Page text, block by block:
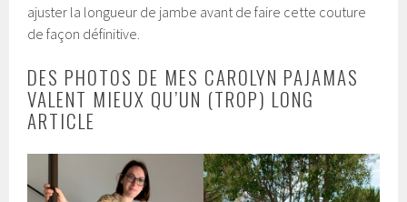
ajuster la longueur de jambe avant de faire cette couture
de façon définitive.
DES PHOTOS DE MES CAROLYN PAJAMAS
VALENT MIEUX QU’UN (TROP) LONG
ARTICLE